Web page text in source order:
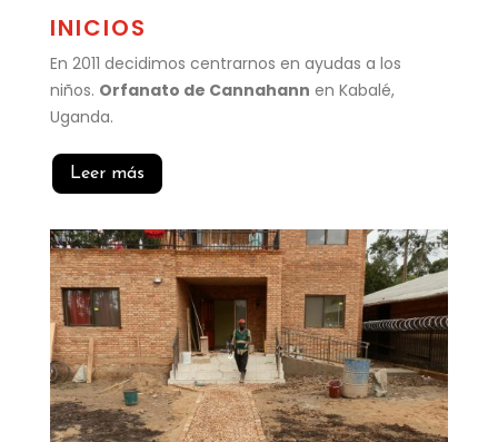
INICIOS
En 2011 decidimos centrarnos en ayudas a los
niños. Orfanato de Cannahann en Kabalé,
Uganda.
Leer más